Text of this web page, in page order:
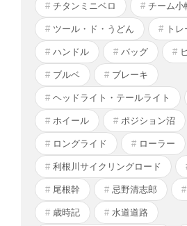
チタンミニベロ チーム小
ツール・ド・うどん ト
ハンドル バッグ
ブルベ ブレーキ
ヘッドライト・テールライト
ホイール ポジション沼
ロングライド ローラー
利根川サイクリングロード
尾根幹 忌野清志郎
歳時記 水道道路